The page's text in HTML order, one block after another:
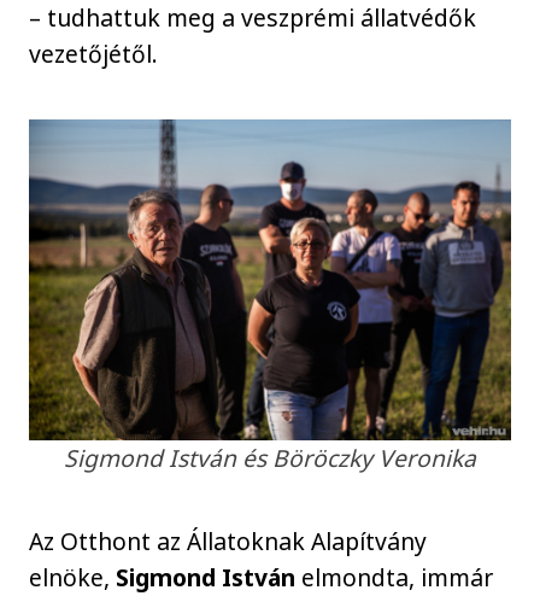
– tudhattuk meg a veszprémi állatvédők
vezetőjétől.
Sigmond István és Böröczky Veronika
Az Otthont az Állatoknak Alapítvány
elnöke, Sigmond István elmondta, immár